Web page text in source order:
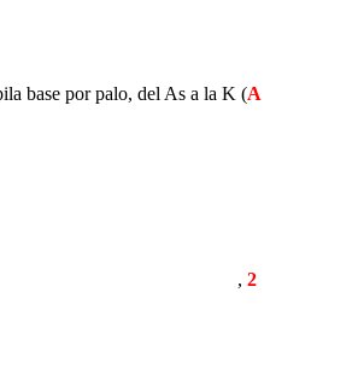
base por palo, del As a la K (A
, 2